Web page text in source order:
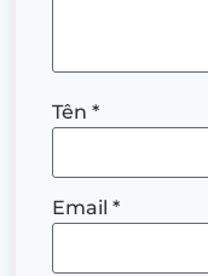
Tên *
Email *